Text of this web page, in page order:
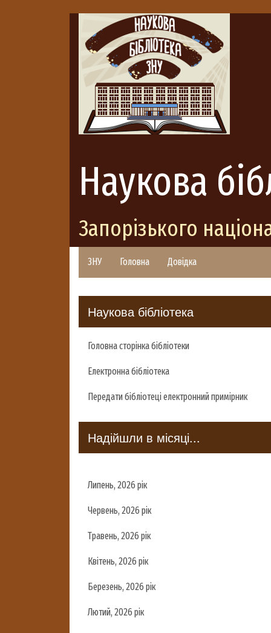
Наукова
Запорізького
ЗНУ Головна Довідка
Наукова бібліотека
Головна сторінка бібліотеки
Електронна бібліотека
Передати бібліотеці електронний примірник
Надійшли в місяці...
Липень, 2026 рік
Червень, 2026 рік
Травень, 2026 рік
Квітень, 2026 рік
Березень, 2026 рік
Лютий, 2026 рік